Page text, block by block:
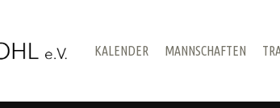
KALENDER MANNSCHAFTEN